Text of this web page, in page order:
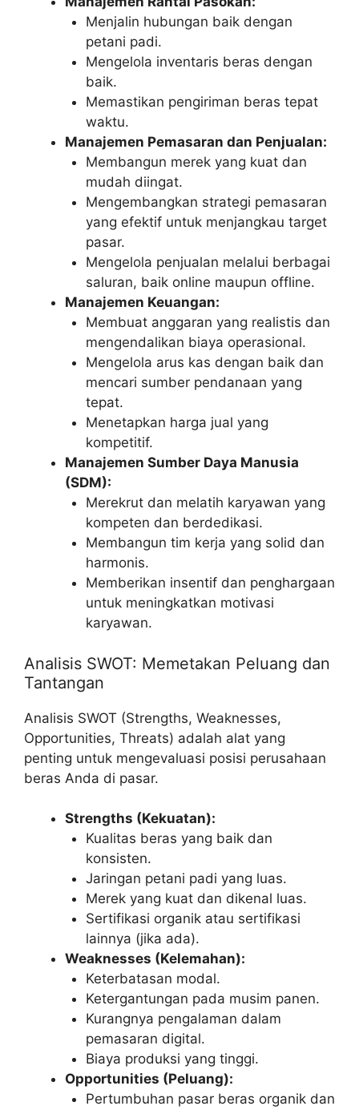
Menjalin hubungan baik dengan
petani padi.
Mengelola inventaris beras dengan
baik.
Memastikan pengiriman beras tepat
waktu.
Manajemen Pemasaran dan Penjualan:
Membangun merek yang kuat dan
mudah diingat.
Mengembangkan strategi pemasaran
yang efektif untuk menjangkau target
pasar.
Mengelola penjualan melalui berbagai
saluran, baik online maupun offline.
Manajemen Keuangan:
Membuat anggaran yang realistis dan
mengendalikan biaya operasional.
Mengelola arus kas dengan baik dan
mencari sumber pendanaan yang
tepat.
Menetapkan harga jual yang
kompetitif.
Manajemen Sumber Daya Manusia
(SDM):
Merekrut dan melatih karyawan yang
kompeten dan berdedikasi.
Membangun tim kerja yang solid dan
harmonis.
Memberikan insentif dan penghargaan
untuk meningkatkan motivasi
karyawan.
Analisis SWOT: Memetakan Peluang dan
Tantangan
Analisis SWOT (Strengths, Weaknesses,
Opportunities, Threats) adalah alat yang
penting untuk mengevaluasi posisi perusahaan
beras Anda di pasar.
Strengths (Kekuatan):
Kualitas beras yang baik dan
konsisten.
Jaringan petani padi yang luas.
Merek yang kuat dan dikenal luas.
Sertifikasi organik atau sertifikasi
lainnya (jika ada).
Weaknesses (Kelemahan):
Keterbatasan modal.
Ketergantungan pada musim panen.
Kurangnya pengalaman dalam
pemasaran digital.
Biaya produksi yang tinggi.
Opportunities (Peluang):
Pertumbuhan pasar beras organik dan